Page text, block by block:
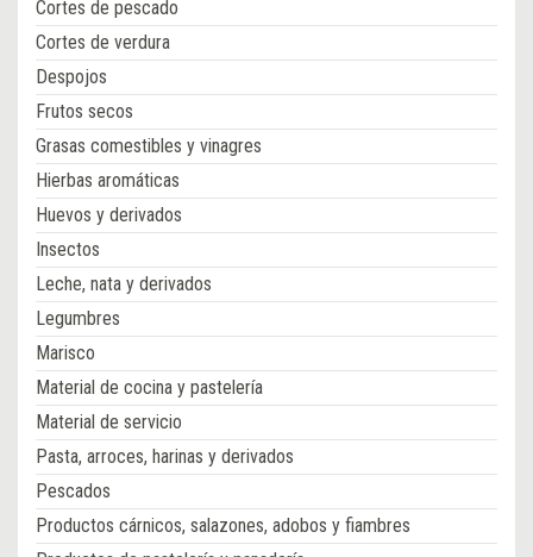
Cortes de pescado
Cortes de verdura
Despojos
Frutos secos
Grasas comestibles y vinagres
Hierbas aromáticas
Huevos y derivados
Insectos
Leche, nata y derivados
Legumbres
Marisco
Material de cocina y pastelería
Material de servicio
Pasta, arroces, harinas y derivados
Pescados
Productos cárnicos, salazones, adobos y fiambres